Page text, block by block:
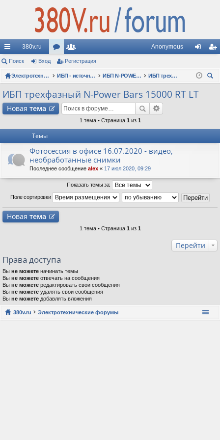
с
ы
лк
380v.ru
ор
ум
ол
ьз
ат
Anonymous
д ис
Поиск Вход Регистрация
Электротехнические форумы ИБП - источники бесперебойного питания ИБП N-POWER: новые модели (презентации, фотосессии, обзоры)
ИБП трехфазный N-Power Bars 15000 RT LT
ИБП трехфазный N-Power Bars 15000 RT LT
Новая тема
1 тема • Страница 1 из 1
Темы
Фотосессия в офисе 16.07.2020 - видео,
необработанные снимки
Последнее сообщение alex « 17 июл 2020, 09:29
Показать темы за:
Поле сортировки
Новая тема
1 тема • Страница 1 из 1
Перейти
Права доступа
Вы не можете начинать темы
Вы не можете отвечать на сообщения
Вы не можете редактировать свои сообщения
Вы не можете удалять свои сообщения
Вы не можете добавлять вложения
380v.ru Электротехнические форумы